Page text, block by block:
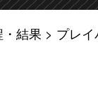
・結果
プレ